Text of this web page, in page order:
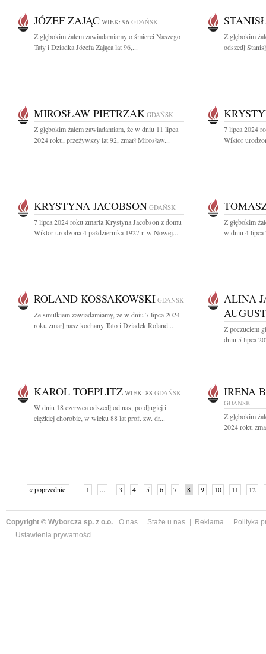
JÓZEF ZAJĄC WIEK: 96 GDAŃSK
Z głębokim żalem zawiadamiamy o śmierci Naszego
Taty i Dziadka Józefa Zająca lat 96,...
Z głębokim
odszedł
MIROSŁAW PIETRZAK GDAŃSK
Z głębokim żalem zawiadamiam, że w dniu 11 lipca
2024 roku, przeżywszy lat 92, zmarł Mirosław...
7 lipca 2024
Wiktor
KRYSTYNA JACOBSON GDAŃSK
7 lipca 2024 roku zmarła Krystyna Jacobson z domu
Wiktor urodzona 4 października 1927 r. w Nowej...
Z głębokim
w dniu 4 lipca
ROLAND KOSSAKOWSKI GDAŃSK
Ze smutkiem zawiadamiamy, że w dniu 7 lipca 2024
roku zmarł nasz kochany Tato i Dziadek Roland...
ALINA
Z poczuciem
dniu 5 lipca
KAROL TOEPLITZ WIEK: 88 GDAŃSK
W dniu 18 czerwca odszedł od nas, po długiej i
ciężkiej chorobie, w wieku 88 lat prof. zw. dr...
IRENA
GDAŃSK
Z głębokim
2024 roku
« poprzednie 1 ... 3 4 5 6 7 8 9 10 11 12
Copyright © Wyborcza sp. z o.o. O nas Staże u nas Reklama
Polityka
Ustawienia prywatności